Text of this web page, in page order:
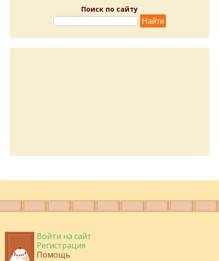
Поиск по сайту
Войти на сайт
Регистрация
Помощь